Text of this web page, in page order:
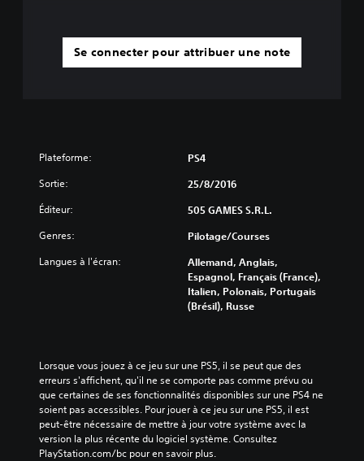
Se connecter pour attribuer une note
Plateforme: PS4
Sortie: 25/8/2016
Éditeur: 505 GAMES S.R.L.
Genres: Pilotage/Courses
Langues à l'écran:
Allemand, Anglais,
Espagnol, Français (France),
Italien, Polonais, Portugais
(Brésil), Russe
Lorsque vous jouez à ce jeu sur une PS5, il se peut que des
erreurs s'affichent, qu'il ne se comporte pas comme prévu ou
que certaines de ses fonctionnalités disponibles sur une PS4 ne
soient pas accessibles. Pour jouer à ce jeu sur une PS5, il est
peut-être nécessaire de mettre à jour votre système avec la
version la plus récente du logiciel système. Consultez
PlayStation.com/bc pour en savoir plus.